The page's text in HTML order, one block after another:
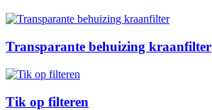
Transparante behuizing kraanfilter
Tik op filteren